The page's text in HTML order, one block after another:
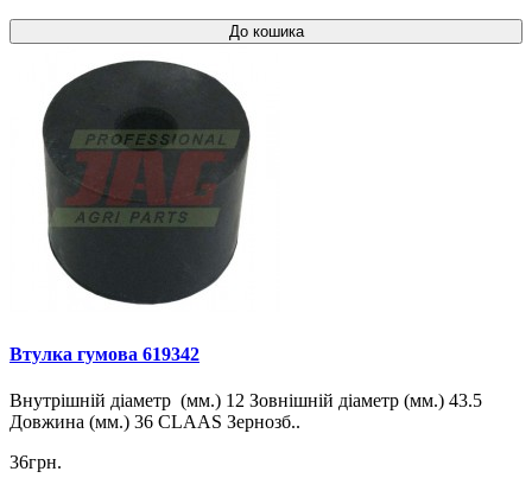
До кошика
Втулка гумова 619342
Внутрішній діаметр (мм.) 12 Зовнішній діаметр (мм.) 43.5
Довжина (мм.) 36 CLAAS Зернозб..
36грн.